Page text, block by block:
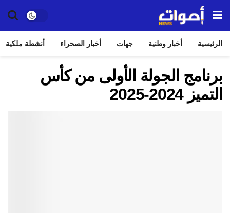
الرئيسية أخبار وطنية جهات أخبار الصحراء أنشطة ملكية
برنامج الجولة الأولى من كأس
التميز 2024-2025